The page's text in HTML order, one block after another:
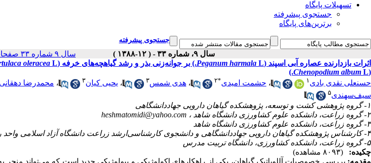
تسهیلات پایگاه
جستجوی پیشرفته
برترین‌های پایگاه
جستجوی پیشرفته
سال ۹، شماره ۳۳ - ( ۱۲-۱۳۸۸ ) سال ۹ شماره ۳۳ صفحات ۱۲۷-۱۱۶
اثرات بازدارنده عصاره آبی اسپند ( Peganum harmala L.) بر جوانه‌زنی بذر و رشد گیاهچه‌های خرفه ( oleracea
(
Chenopodium album L.)
حسنعلی نقدی بادی ۱ ، حشمت امیدی*۲ ، هدی شمس۳ ، یحیی کیان۳ ، محمدرضا
سیف‌سهندی۵
۱- گروه پژوهشی کشت و توسعه، پژوهشکده گیاهان دارویی جهاددانشگاهی
۲- گروه زراعت، دانشکده علوم کشاورزی دانشگاه شاهد ،
heshmatomidi@yahoo.com
۳- گروه زراعت، دانشکده علوم کشاورزی دانشگاه شاهد
۴- کارشناس پژوهشکده گیاهان دارویی جهاددانشگاهی و دانشجوی کارشناسی‌ارشد زراعت دانشگاه آزاد اسلامی واحد رودهن
۵- گروه زراعت، دانشکده کشاورزی، دانشگاه تربیت مدرس
چکیده:
(۸۰۹۳ مشاهده)